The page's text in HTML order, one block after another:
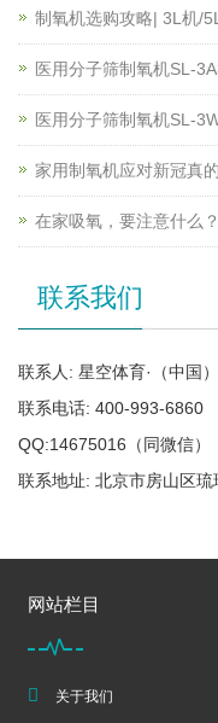
制氧机选购攻略| 3L机/
医用分子筛制氧机SL-
医用分子筛制氧机SL-
家用制氧机应对新冠真
在家吸氧，要注意什么？
联系我们
联系人: 星空体育·（中国
联系电话: 400-993-6860
QQ:14675016（同微信）
联系地址: 北京市房山区琉
网站栏目
关于我们